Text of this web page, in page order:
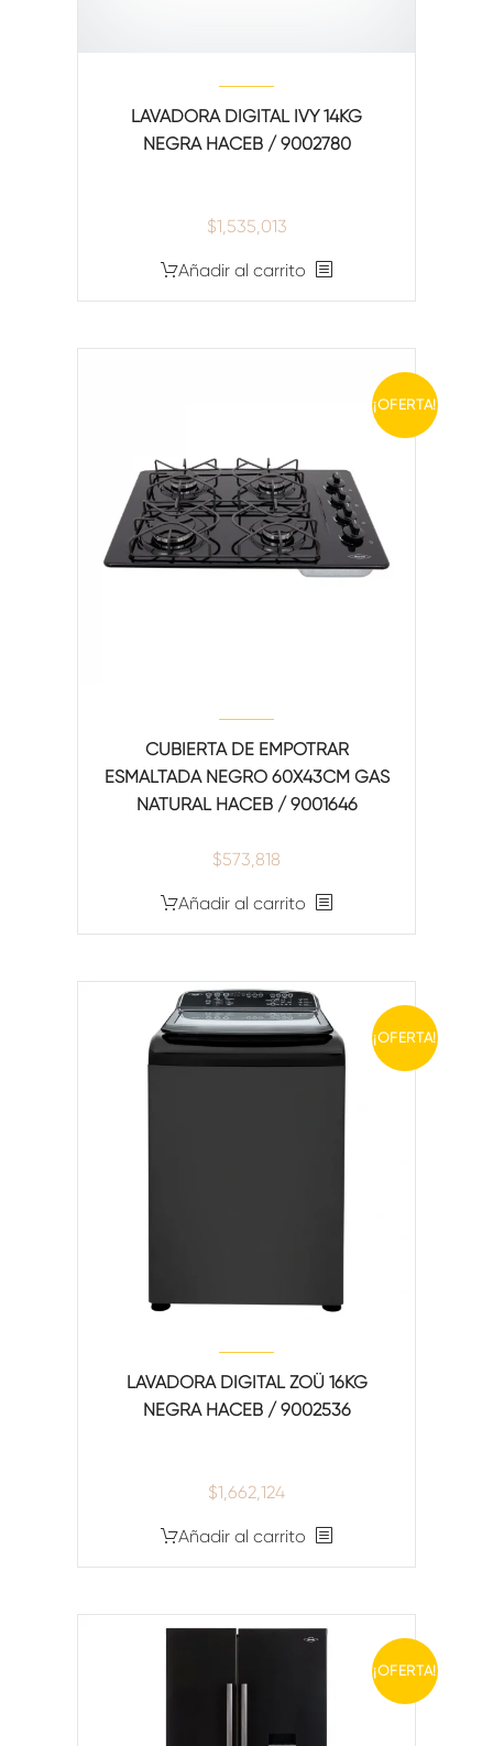
LAVADORA DIGITAL IVY 14KG
NEGRA HACEB / 9002780
$1,535,013
Añadir al carrito
¡OFERTA!
CUBIERTA DE EMPOTRAR
ESMALTADA NEGRO 60X43CM GAS
NATURAL HACEB / 9001646
$573,818
Añadir al carrito
¡OFERTA!
LAVADORA DIGITAL ZOÜ 16KG
NEGRA HACEB / 9002536
$1,662,124
Añadir al carrito
¡OFERTA!